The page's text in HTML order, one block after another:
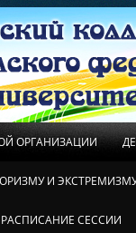
ОРГАНИЗАЦИИ
И
РАСПИСАНИЕ СЕССИИ